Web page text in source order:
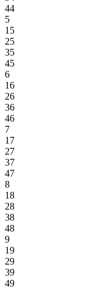
44
5
15
25
35
45
6
16
26
36
46
7
17
27
37
47
8
18
28
38
48
9
19
29
39
49